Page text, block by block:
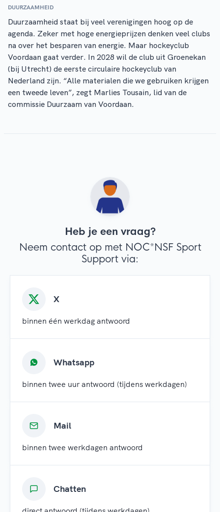
DUURZAAMHEID
Duurzaamheid staat bij veel verenigingen hoog op de
agenda. Zeker met hoge energieprijzen denken veel clubs
na over het besparen van energie. Maar hockeyclub
Voordaan gaat verder. In 2028 wil de club uit Groenekan
(bij Utrecht) de eerste circulaire hockeyclub van
Nederland zijn. “Alle materialen die we gebruiken krijgen
een tweede leven”, zegt Marlies Tousain, lid van de
commissie Duurzaam van Voordaan.
Heb je een vraag?
Neem contact op met NOC*NSF Sport
Support via:
X
binnen één werkdag antwoord
Whatsapp
binnen twee uur antwoord (tijdens werkdagen)
Mail
binnen twee werkdagen antwoord
Chatten